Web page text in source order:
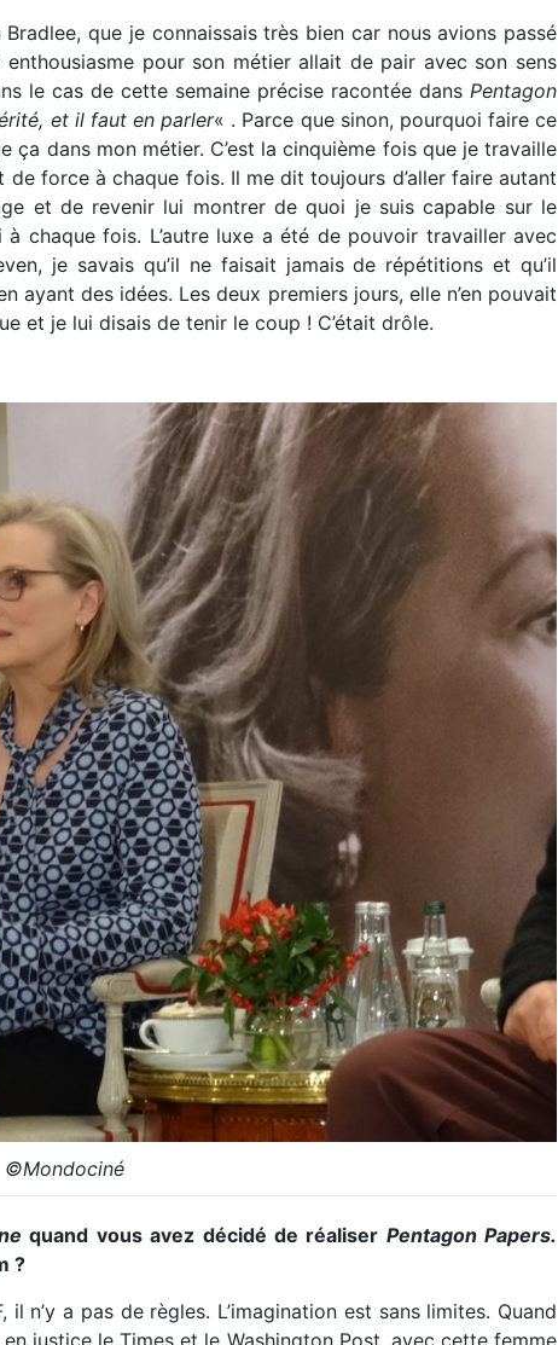
que je connaissais très bien car nous avions passé
pour son métier allait de pair avec son sens
le cas de cette semaine précise racontée dans Pentagon
et il faut en parler« . Parce que sinon, pourquoi faire ce
dans mon métier. C’est la cinquième fois que je travaille
force à chaque fois. Il me dit toujours d’aller faire autant
et de revenir lui montrer de quoi je suis capable sur le
chaque fois. L’autre luxe a été de pouvoir travailler avec
je savais qu’il ne faisait jamais de répétitions et qu’il
ayant des idées. Les deux premiers jours, elle n’en pouvait
et je lui disais de tenir le coup ! C’était drôle.
©Mondociné
quand vous avez décidé de réaliser Pentagon Papers.
?
n’y a pas de règles. L’imagination est sans limites. Quand